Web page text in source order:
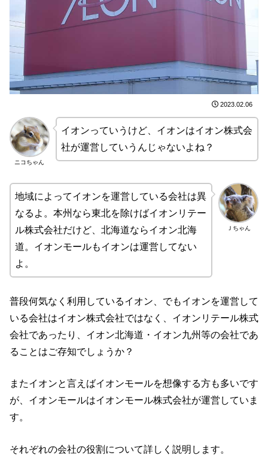
2023.02.06
ニコちゃん
イオンっていうけど、イオンはイオン株式会
社が運営していうんじゃないよね？
Ｊちゃん
地域によってイオンを運営している会社は異
なるよ。本州なら東北を除けばイオンリテー
ル株式会社だけど、北海道ならイオン北海
道。イオンモールもイオンは運営してない
よ。
普段何気なく利用しているイオン、でもイオンを運営して
いる会社はイオン株式会社ではなく、イオンリテール株式
会社であったり、イオン北海道・イオン九州等の会社であ
ることはご存知でしょうか？
またイオンと言えばイオンモールを想像する方も多いです
が、イオンモールはイオンモール株式会社が運営していま
す。
それぞれの会社の役割について詳しく説明します。